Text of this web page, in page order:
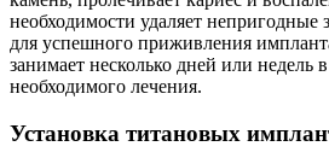
необходимости удаляет
для успешного приживления
занимает несколько дней или недель
необходимого лечения.
Установка титановых